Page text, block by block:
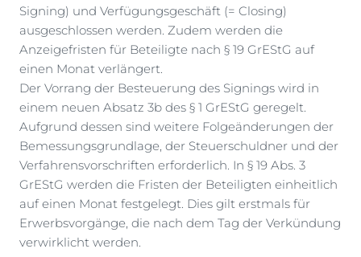
Signing) und Verfügungsgeschäft (= Closing)
ausgeschlossen werden. Zudem werden die
Anzeigefristen für Beteiligte nach § 19 GrEStG auf
einen Monat verlängert.
Der Vorrang der Besteuerung des Signings wird in
einem neuen Absatz 3b des § 1 GrEStG geregelt.
Aufgrund dessen sind weitere Folgeänderungen der
Bemessungsgrundlage, der Steuerschuldner und der
Verfahrensvorschriften erforderlich. In § 19 Abs. 3
GrEStG werden die Fristen der Beteiligten einheitlich
auf einen Monat festgelegt. Dies gilt erstmals für
Erwerbsvorgänge, die nach dem Tag der Verkündung
verwirklicht werden.